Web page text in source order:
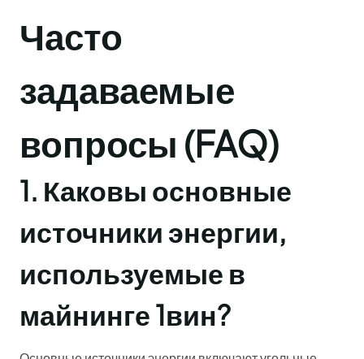
Часто
задаваемые
вопросы (FAQ)
1. Каковы основные
источники энергии,
используемые в
майнинге 1вин?